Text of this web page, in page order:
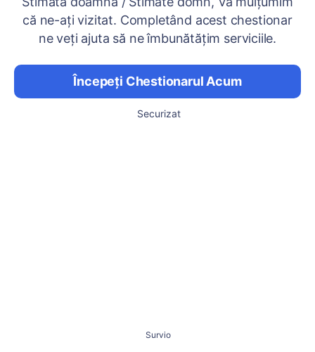
că ne-ați vizitat. Completând acest chestionar
ne veți ajuta să ne îmbunătățim serviciile.
Începeți Chestionarul Acum
Securizat
Survio